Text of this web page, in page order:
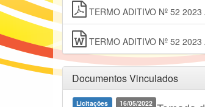
TERMO ADITIVO Nº 52
TERMO ADITIVO Nº 52
Documentos Vinculados
Licitações
16/05/2022